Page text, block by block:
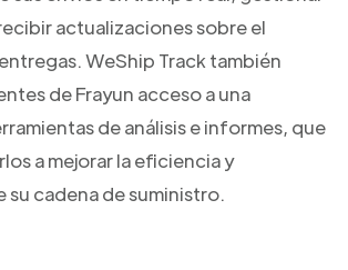
actualizaciones sobre el
WeShip Track también
de Frayun acceso a una
de análisis e informes, que
a mejorar la eficiencia y
su cadena de suministro.